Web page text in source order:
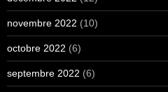
novembre 2022 (10)
octobre 2022 (6)
septembre 2022 (6)